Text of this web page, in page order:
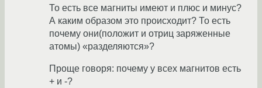
То есть все магниты имеют и плюс и минус?
А каким образом это происходит? То есть
почему они(положит и отриц заряженные
атомы) «разделяются»?
Проще говоря: почему у всех магнитов есть
+ и -?